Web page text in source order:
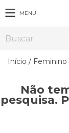
MENU
Início / Feminino
Não
pesquisa.